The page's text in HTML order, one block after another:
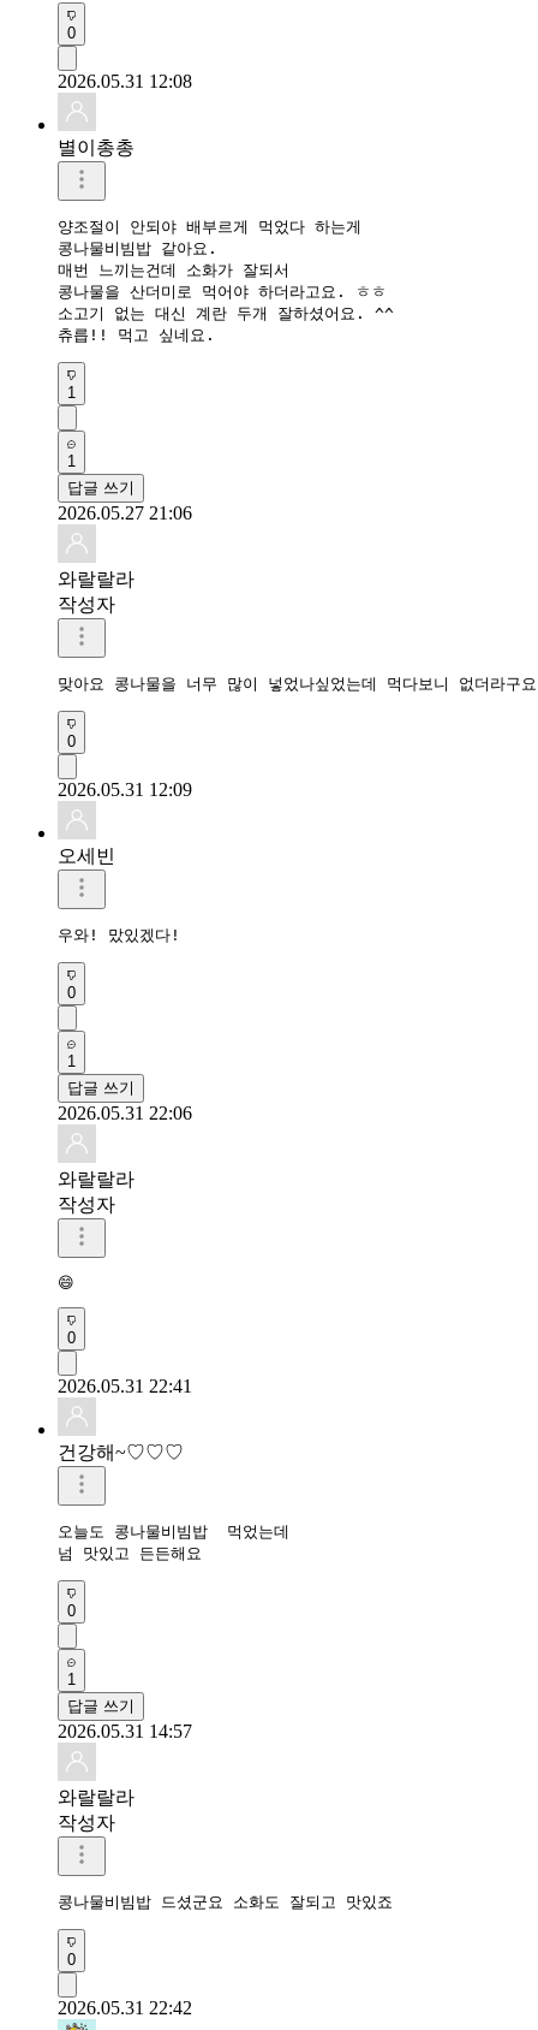
0
2026.05.31 12:08
별이총총
양조절이 안되야 배부르게 먹었다 하는게
콩나물비빔밥 같아요.
매번 느끼는건데 소화가 잘되서
콩나물을 산더미로 먹어야 하더라고요. ㅎㅎ
소고기 없는 대신 계란 두개 잘하셨어요. ^^
츄릅!! 먹고 싶네요.
1
1
답글 쓰기
2026.05.27 21:06
와랄랄라
작성자
맞아요 콩나물을 너무 많이 넣었나싶었는데 먹다보니 없더라구
0
2026.05.31 12:09
오세빈
우와! 맜있겠다!
0
1
답글 쓰기
2026.05.31 22:06
와랄랄라
작성자
😄
0
2026.05.31 22:41
건강해~♡♡♡
오늘도 콩나물비빔밥  먹었는데
넘 맛있고 든든해요
0
1
답글 쓰기
2026.05.31 14:57
와랄랄라
작성자
콩나물비빔밥 드셨군요 소화도 잘되고 맛있죠
0
2026.05.31 22:42